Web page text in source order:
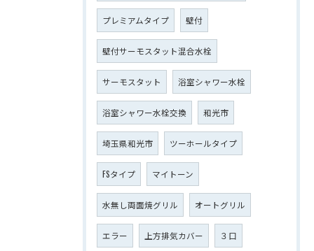
プレミアムタイプ 壁付
壁付サーモスタット混合水栓
サーモスタット 浴室シャワー水栓
浴室シャワー水栓交換 和光市
埼玉県和光市 ツーホールタイプ
FSタイプ マイトーン
水無し両面焼グリル オートグリル
エラー 上方排気カバー ３口